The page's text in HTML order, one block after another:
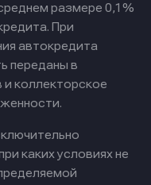
размере 0,1%
При
автокредита
переданы в
коллекторское
каких условиях не